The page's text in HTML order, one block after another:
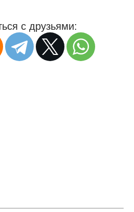
с друзьями: